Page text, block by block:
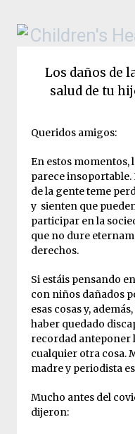
Los daños de
salud de tu
Queridos amigos:
En estos momentos,
parece insoportable.
de la gente teme
y sienten que
participar en la
que no dure
derechos.
Si estáis pensando
con niños dañados
esas cosas y,
haber quedado
recordad anteponer
cualquier otra cosa.
madre y periodista
Mucho antes del
dijeron: